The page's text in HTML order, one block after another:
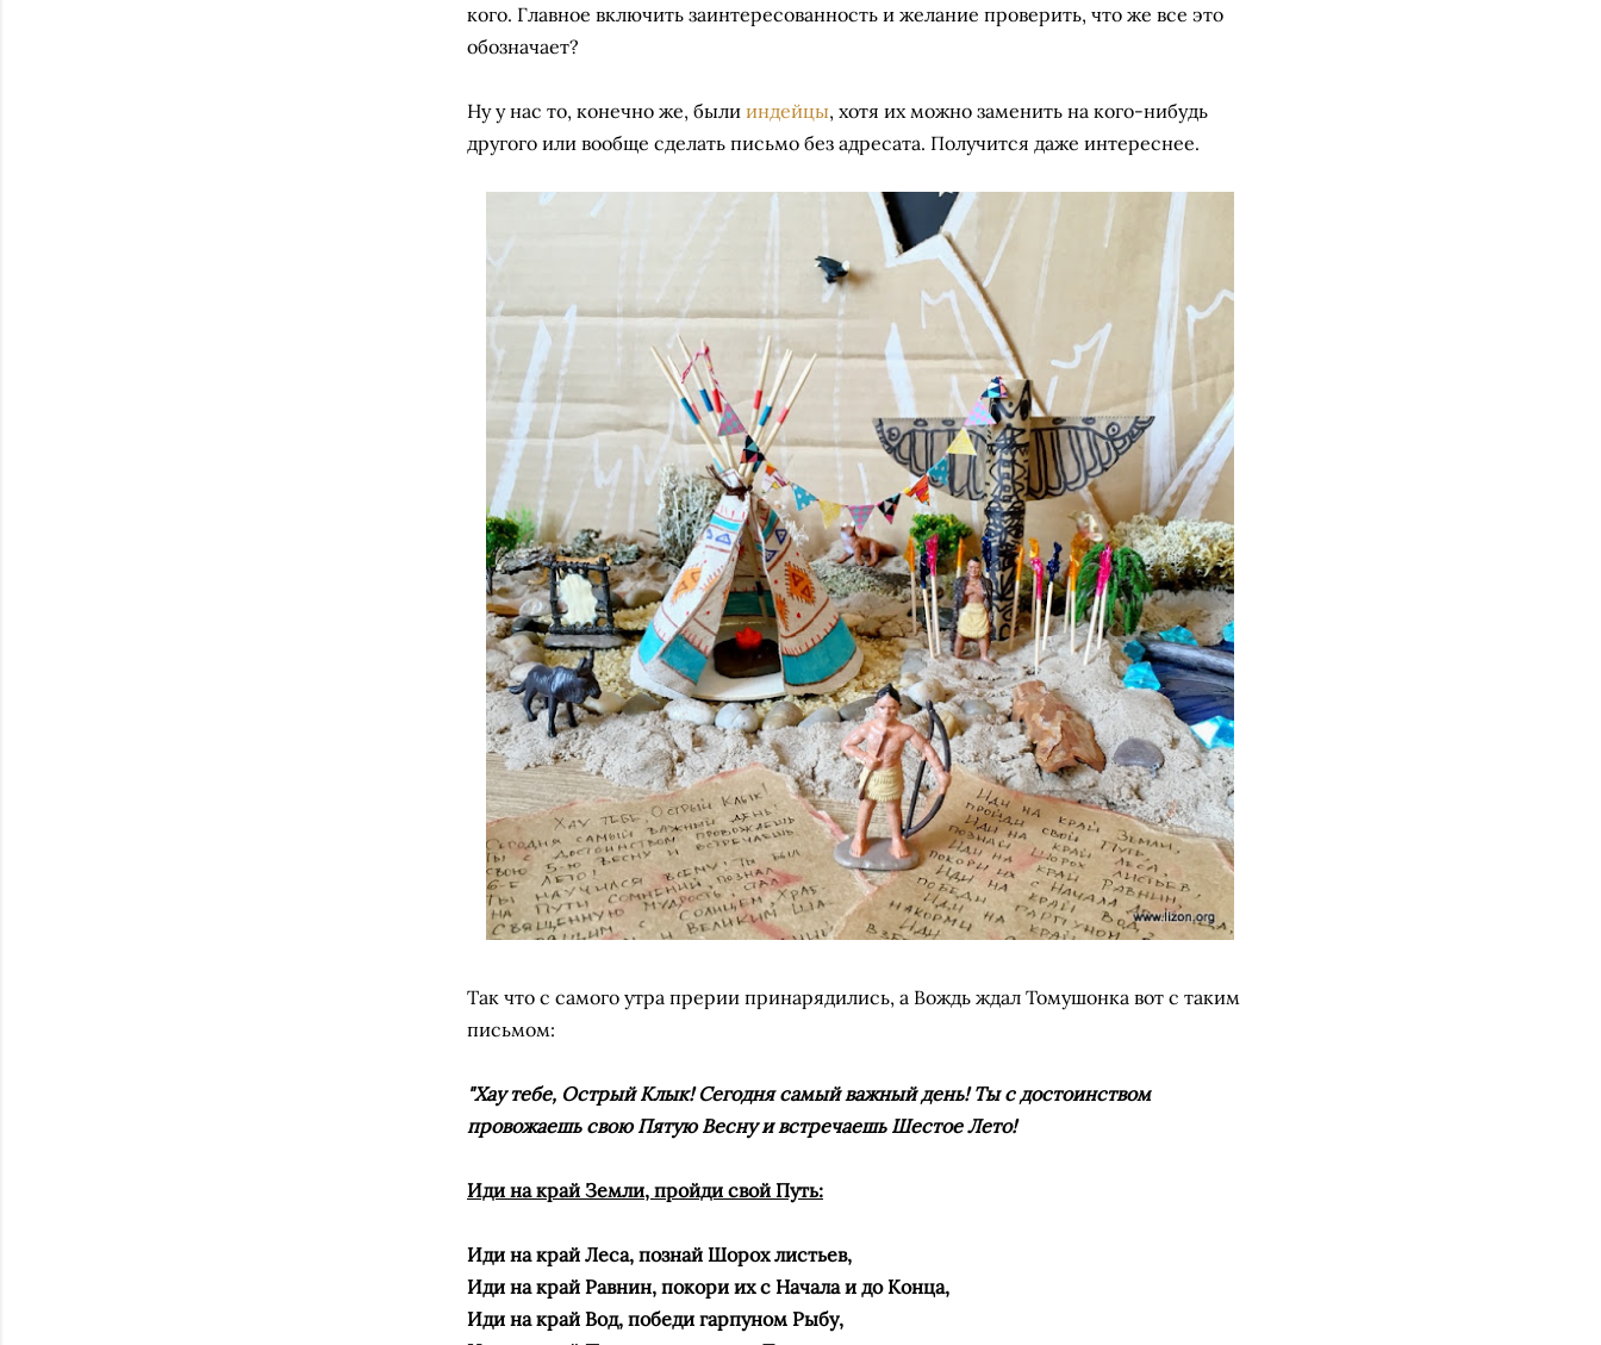
кого. Главное включить заинтересованность и желание проверить, что же все это
обозначает?
Ну у нас то, конечно же, были индейцы, хотя их можно заменить на кого-нибудь
другого или вообще сделать письмо без адресата. Получится даже интереснее.
Так что с самого утра прерии принарядились, а Вождь ждал Томушонка вот с таким
письмом:
"Хау тебе, Острый Клык! Сегодня самый важный день! Ты с достоинством
провожаешь свою Пятую Весну и встречаешь Шестое Лето!
Иди на край Земли, пройди свой ​​Путь:
Иди на край Леса, познай Шорох листьев,
Иди на край Равнин, покори их с Начала и до Конца,
Иди на край Вод, победи гарпуном Рыбу,